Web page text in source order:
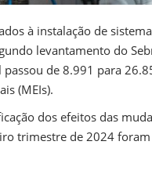
à instalação de
levantamento do
passou de 8.991 para
(MEIs).
dos efeitos das
trimestre de 2024